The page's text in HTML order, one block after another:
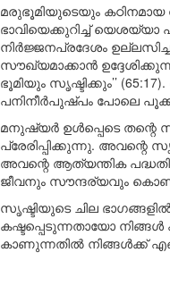
മരുഭൂമിയുടെയും കഠിനമായ
ഭാവിയെക്കുറിച്ച്
നിർജ്ജനപ്രദേശം
സൗഖ്യമാക്കാൻ
ഭൂമിയും സൃഷ്ടിക്കും’’
പനിനീർപുഷ്പം പോലെ
മനുഷ്യർ ഉൾപ്പെടെ തന്റെ
പ്രേരിപ്പിക്കുന്നു. അവന്റെ
അവന്റെ ആത്യന്തിക
ജീവനും സൗന്ദര്യവും
സൃഷ്ടിയുടെ ചില
കഷ്ടപ്പെടുന്നതായോ
കാണുന്നതിൽ നിങ്ങൾക്ക്